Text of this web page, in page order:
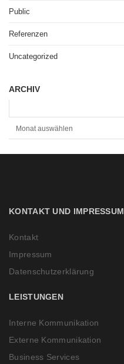
Public
Referenzen
Uncategorized
ARCHIV
C
H
KONTAKT UND IMPRESSUM
Kontakt
Impressum
Datenschutzerklärung
LEISTUNGEN
Interne Kommunikation
Externe Kommunikation
Business Services